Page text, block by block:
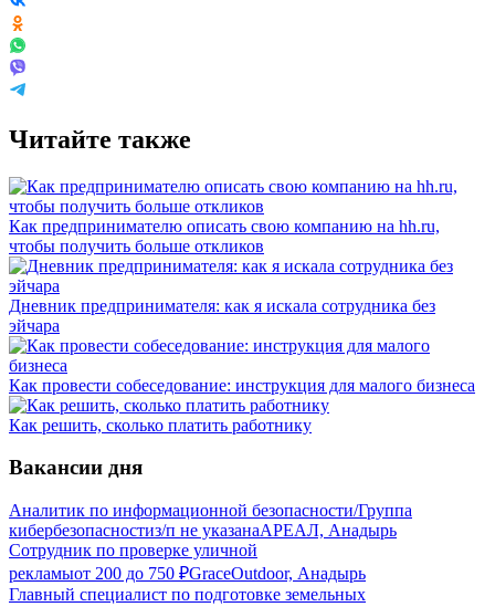
Читайте также
Как предпринимателю описать свою компанию на hh.ru,
чтобы получить больше откликов
Дневник предпринимателя: как я искала сотрудника без
эйчара
Как провести собеседование: инструкция для малого бизнеса
Как решить, сколько платить работнику
Вакансии дня
Аналитик по информационной безопасности/Группа
кибербезопасностиз/п не указанаАРЕАЛ, Анадырь
Сотрудник по проверке уличной
рекламыот 200 до 750 ₽GraceOutdoor, Анадырь
Главный специалист по подготовке земельных